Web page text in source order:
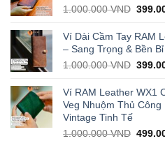
1.000.000VND
was:
Ví Dài Cầm Tay RAM
– Sang Trọng & Bền Bỉ
1.000.000VND
was:
Ví RAM Leather WX1
Veg Nhuộm Thủ
Vintage Tinh Tế
1.000.000VND